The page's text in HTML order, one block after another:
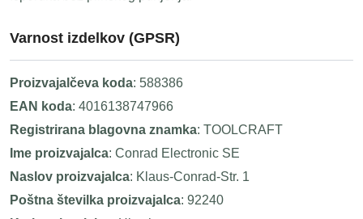
Varnost izdelkov (GPSR)
Proizvajalčeva koda: 588386
EAN koda: 4016138747966
Registrirana blagovna znamka: TOOLCRAFT
Ime proizvajalca: Conrad Electronic SE
Naslov proizvajalca: Klaus-Conrad-Str. 1
Poštna številka proizvajalca: 92240